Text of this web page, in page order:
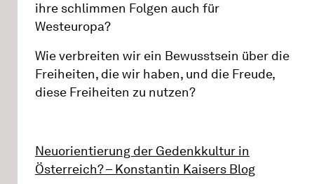
ihre schlimmen Folgen auch für
Westeuropa?
Wie verbreiten wir ein Bewusstsein über die
Freiheiten, die wir haben, und die Freude,
diese Freiheiten zu nutzen?
Neuorientierung der Gedenkkultur in
Österreich? – Konstantin Kaisers Blog